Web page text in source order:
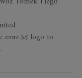
oraz jej logo to